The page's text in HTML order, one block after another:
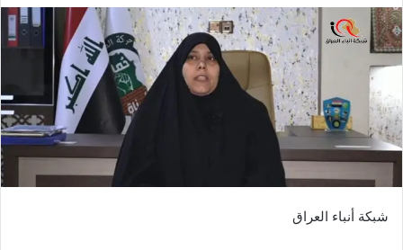
إلكترونيا
شبكة أنباء العراق